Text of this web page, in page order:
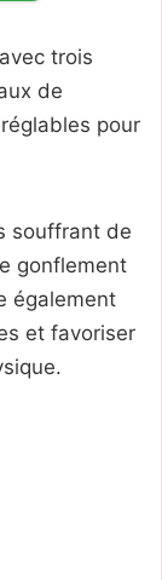
trois
de
pour
souffrant de
gonflement
également
et favoriser